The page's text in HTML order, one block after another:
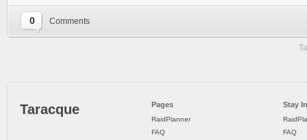
0 Comments
Taracque Pages
RaidPlanner
FAQ
Stay
FAQ